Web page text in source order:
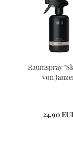
Raumspray
von
24,90